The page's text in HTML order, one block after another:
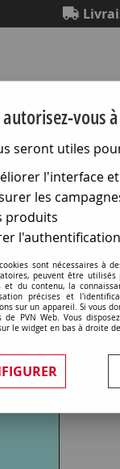
>Tubes
vous
seront utiles
l'interface
les
produits
sont nécessaires à
peuvent être
et du contenu, la
précises et
sur un appareil. Si vous
de PVN Web. Vous
le widget en bas à droite